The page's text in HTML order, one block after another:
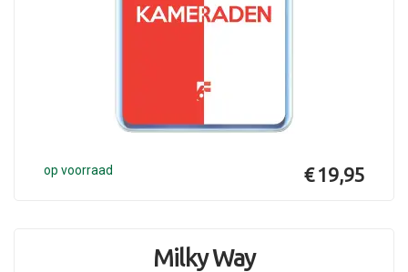
op voorraad € 19,95
Milky Way